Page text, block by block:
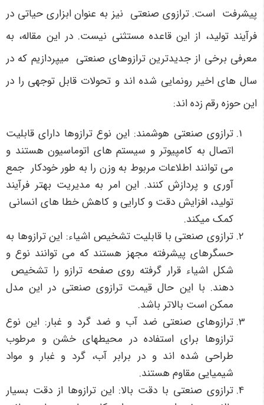
پیشرفت است. ترازوی صنعتی نیز به عنوان ابزاری حیاتی در
فرآیند تولید، از این قاعده مستثنی نیست. در این مقاله، به
معرفی برخی از جدیدترین ترازوهای صنعتی می­پردازیم که در
سال های اخیر رونمایی شده اند و تحولات قابل توجهی را در
این حوزه رقم زده اند:
ترازوی صنعتی هوشمند: این نوع ترازوها دارای قابلیت
اتصال به کامپیوتر و سیستم های اتوماسیون هستند و
می توانند اطلاعات مربوط به وزن را به طور خودکار جمع
آوری و پردازش کنند. این امر به مدیریت بهتر فرآیند
تولید، افزایش دقت و کارایی و کاهش خطا های انسانی
کمک می­کند.
ترازوی صنعتی با قابلیت تشخیص اشیاء: این ترازوها به
حسگرهای پیشرفته مجهز هستند که می توانند نوع و
شکل اشیاء قرار گرفته روی صفحه ترازو را تشخیص
دهند. با این حال قیمت ترازوی صنعتی در این مدل
ممکن است بالاتر باشد.
ترازوهای صنعتی ضد آب و ضد گرد و غبار: این نوع
ترازوها برای استفاده در محیط­های خشن و مرطوب
طراحی شده اند و در برابر آب، گرد و غبار و مواد
شیمیایی مقاوم هستند.
ترازوی صنعتی با دقت بالا: این ترازوها از دقت بسیار